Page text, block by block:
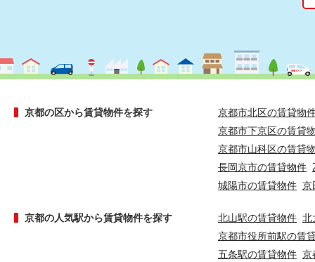
京都の区から賃貸物件を探す
京都市北区の賃貸物
京都市下京区の賃貸
京都市山科区の賃貸
長岡京市の賃貸物件
城陽市の賃貸物件 京
京都の人気駅から賃貸物件を探す 北山駅の賃貸物件 北
京都市役所前駅の賃
五条駅の賃貸物件 京